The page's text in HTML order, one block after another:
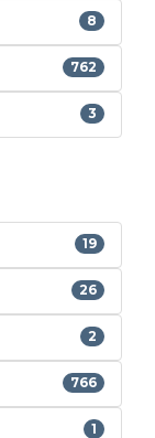
8
762
3
19
26
2
766
1